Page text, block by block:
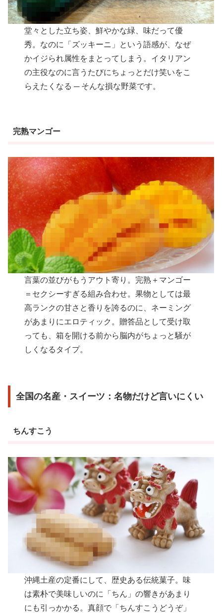
堂々とした立ち姿、鮮やかな緑、味だって優
秀。なのに「ズッキーニ」という語感が、なぜ
かイジられ属性をまとってしまう。イタリアン
の主役なのに言うたびにちょっとだけ笑いをこ
らえたくなる ─ そんな損な野菜です。
完熟マンゴー
言葉の並びがもうアウト寄り。完熟＋マンゴー
＝セクシーすぎる組み合わせ。果物としては最
高ランクの甘さと香りを誇るのに、ネーミング
があまりにエロティック。贈答品として受け取
っても、箱を開ける前から脳内がちょっと騒が
しくなるタイプ。
全国の名産・スイーツ：名物だけど言いにくい
ちんすこう
沖縄土産の定番にして、歴史ある伝統菓子。味
は素朴で美味しいのに「ちん」の響きがあまり
にも引っかかる。真顔で「ちんすこうどうぞ」